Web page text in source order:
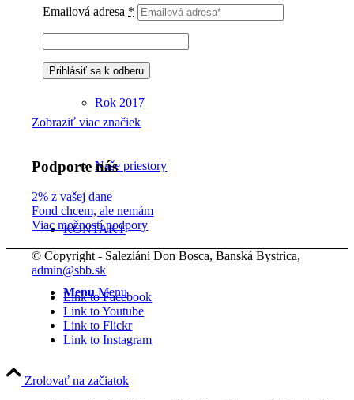
Rok 2017
Naše priestory
KONTAKT
Menu Menu
Emailová adresa *
Zobraziť viac značiek
Podporte nás
2% z vašej dane
Fond chcem, ale nemám
Viac možností podpory
© Copyright - Saleziáni Don Bosca, Banská Bystrica,
admin@sbb.sk
Link to Facebook
Link to Youtube
Link to Flickr
Link to Instagram
Zrolovať na začiatok